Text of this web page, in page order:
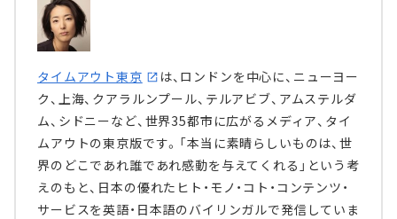
タイムアウト東京
は、ロンドンを中心に、ニューヨー
ク、上海、クアラルンプール、テルアビブ、アムステルダ
ム、シドニーなど、世界35都市に広がるメディア、タイ
ムアウトの東京版です。「本当に素晴らしいものは、世
界のどこであれ誰であれ感動を与えてくれる」という考
えのもと、日本の優れたヒト・モノ・コト・コンテンツ・
サービスを英語・日本語のバイリンガルで発信していま